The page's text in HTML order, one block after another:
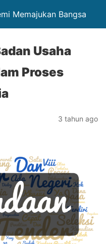
Memajukan Bangsa
Usaha
Proses
3 tahun ago